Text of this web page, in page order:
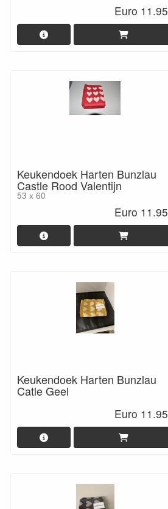
Euro 11.95
Keukendoek Harten Bunzlau
Castle Rood Valentijn
53 x 60
Euro 11.95
Keukendoek Harten Bunzlau
Catle Geel
Euro 11.95